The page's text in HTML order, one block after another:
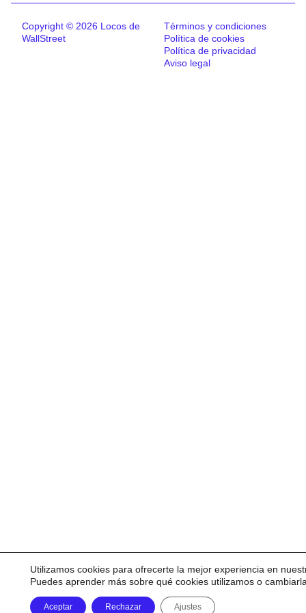
Copyright © 2026 Locos de
WallStreet
Términos y condiciones
Política de cookies
Política de privacidad
Aviso legal
Utilizamos cookies para ofrecerte la mejor experiencia en
Puedes aprender más sobre qué cookies utilizamos o
Aceptar Rechazar Ajustes